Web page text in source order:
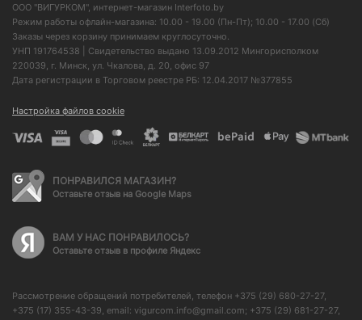
ООО "ВИГУРКОМ", интернет-магазин Interfoto.by
Режим работы офлайн-магазина: 10.00 - 19.00 (Пн-Пт); 10.00 - 17.00 (Сб)
Заказы через корзину принимаем круглосуточно.
УНП 191764538 | Свидетельство выдано 13.09.2012 Мингорисполком
220039, г. Минск, ул. Чкалова, д. 20, офис 97
Дата регистрации в Торговом реестре РБ: 12.04.2017 №377855
Настройка файлов cookie
ПОНРАВИЛСЯ МАГАЗИН?
Оставьте отзыв на Google Maps
ВАМ У НАС ПОНРАВИЛОСЬ?
Оставьте отзыв в профиле Яндекс
Рассмотрение обращений потребителей, телефон +375 (29) 680-27-27,
+375 (17) 355-43-39, email: vigurcom.info@gmail.com; +375 (29) 681-27-27,